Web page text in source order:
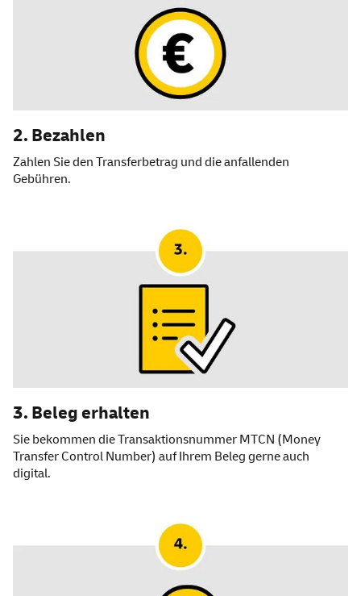
2. Bezahlen
Zahlen Sie den Transferbetrag und die anfallenden
Gebühren.
3. Beleg erhalten
Sie bekommen die Transaktionsnummer MTCN (Money
Transfer Control Number) auf Ihrem Beleg gerne auch
digital.